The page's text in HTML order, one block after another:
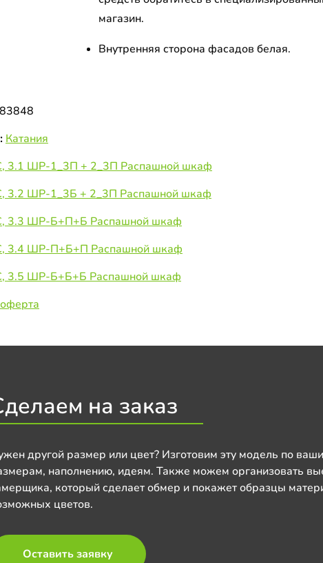
магазин.
Внутренняя сторона фасадов белая.
Катания
3.1 ШР-1_3П + 2_3П Распашной шкаф
3.2 ШР-1_3Б + 2_3П Распашной шкаф
3.3 ШР-Б+П+Б Распашной шкаф
3.4 ШР-П+Б+П Распашной шкаф
3.5 ШР-Б+Б+Б Распашной шкаф
на заказ
другой размер или цвет? Изготовим эту модель по
наполнению, идеям. Также можем организовать
который сделает обмер и покажет образцы
цветов.
Оставить заявку